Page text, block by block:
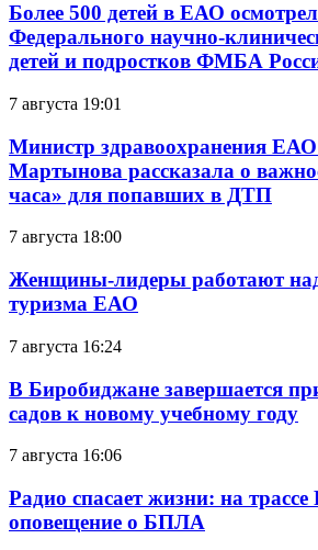
Более 500 детей в ЕАО
Федерального научно-
детей и подростков ФМБА
7 августа 19:01
Министр здравоохранения ЕАО
Мартынова рассказала о
часа» для попавших в ДТП
7 августа 18:00
Женщины-лидеры работают
туризма ЕАО
7 августа 16:24
В Биробиджане завершается
садов к новому учебному году
7 августа 16:06
Радио спасает жизни: на
оповещение о БПЛА